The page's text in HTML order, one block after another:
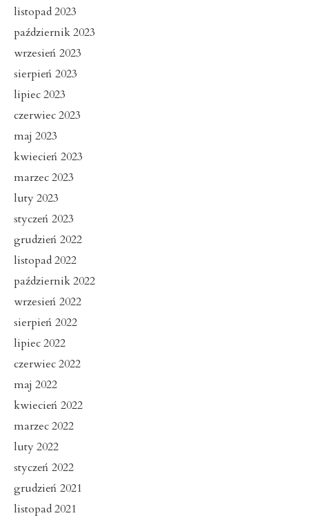
listopad 2023
październik 2023
wrzesień 2023
sierpień 2023
lipiec 2023
czerwiec 2023
maj 2023
kwiecień 2023
marzec 2023
luty 2023
styczeń 2023
grudzień 2022
listopad 2022
październik 2022
wrzesień 2022
sierpień 2022
lipiec 2022
czerwiec 2022
maj 2022
kwiecień 2022
marzec 2022
luty 2022
styczeń 2022
grudzień 2021
listopad 2021